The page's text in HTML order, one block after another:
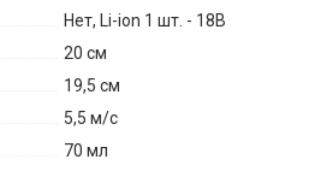
Нет, Li-ion 1 шт. - 18В
20 см
19,5 см
5,5 м/с
70 мл